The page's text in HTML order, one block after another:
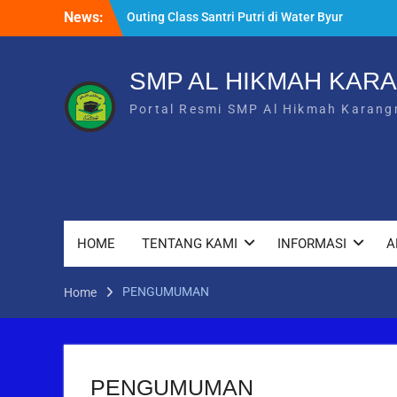
News:
Outing Class Santri Putri di Water Byur
Ponjong
Tahfidz di SMP Al Hikmah Karangmojo
INFORMASI UMUM – PENDAFTARAN
SANTRI BARU 2026/2027
SMP AL HIKMAH
Portal Resmi SMP Al Hikmah
HOME TENTANG KAMI INFORMASI
Home PENGUMUMAN
PENGUMUMAN